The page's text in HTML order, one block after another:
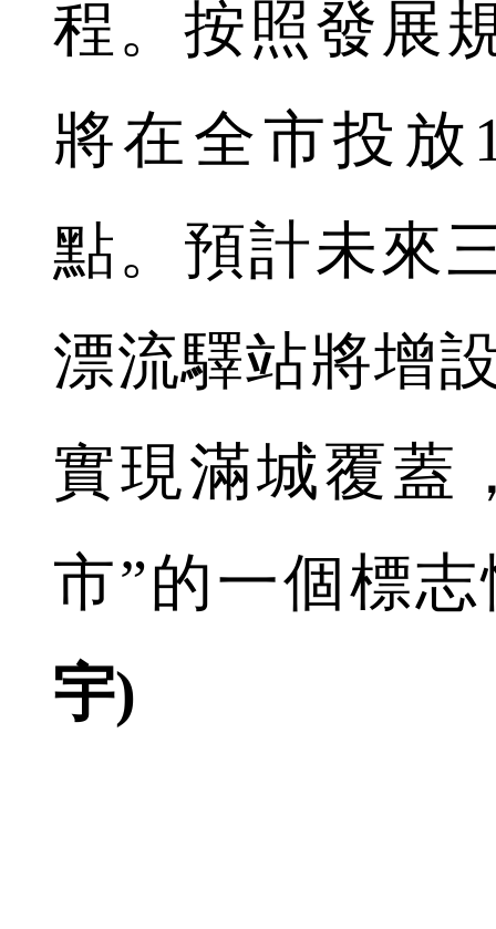
程。按照發展
將在全市投放
點。預計未來
漂流驛站將增
實現滿城覆蓋
市”的一個標
宇)